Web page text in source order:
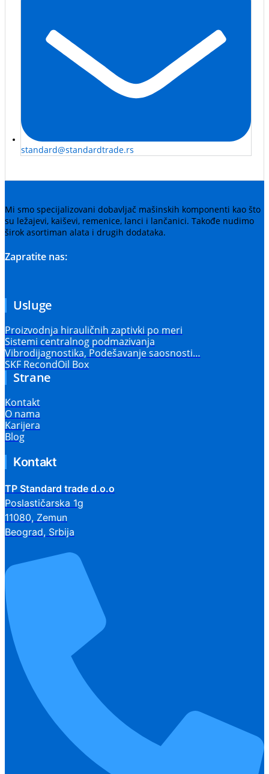
standard@standardtrade.rs
Mi smo specijalizovani dobavljač mašinskih komponenti kao što
su ležajevi, kaiševi, remenice, lanci i lančanici. Takođe nudimo
širok asortiman alata i drugih dodataka.
Zapratite nas:
Usluge
Proizvodnja hirauličnih zaptivki po meri
Sistemi centralnog podmazivanja
Vibrodijagnostika, Podešavanje saosnosti…
SKF RecondOil Box
Strane
Kontakt
O nama
Karijera
Blog
Kontakt
TP Standard trade d.o.o
Poslastičarska 1g
11080, Zemun
Beograd, Srbija